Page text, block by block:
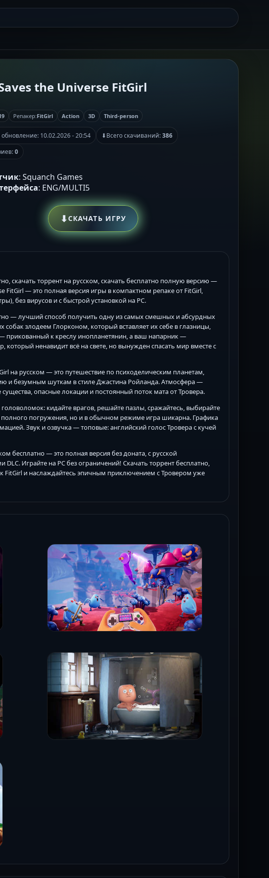
the Universe FitGirl
Репакер:FitGirl Action 3D Third-person
10.02.2026 - 20:54 ⬇Всего скачиваний:386
0
: Squanch Games
: ENG/MULTI5
⬇СКАЧАТЬ ИГРУ
скачать торрент на русском, скачать бесплатно полную версию —
FitGirl — это полная версия игры в компактном репаке от FitGirl,
без вирусов и с быстрой установкой на PC.
— лучший способ получить одну из самых смешных и абсурдных
злодеем Глорконом, который вставляет их себе в глазницы,
прикованный к креслу инопланетянин, а ваш напарник —
ненавидит всё на свете, но вынужден спасать мир вместе с
на русском — это путешествие по психоделическим планетам,
и безумным шуткам в стиле Джастина Ройланда. Атмосфера —
опасные локации и постоянный поток мата от Тровера.
кидайте врагов, решайте пазлы, сражайтесь, выбирайте
погружения, но и в обычном режиме игра шикарна. Графика
Звук и озвучка — топовые: английский голос Тровера с кучей
бесплатно — это полная версия без доната, с русской
Играйте на PC без ограничений! Скачать торрент бесплатно,
FitGirl и наслаждайтесь эпичным приключением с Тровером уже